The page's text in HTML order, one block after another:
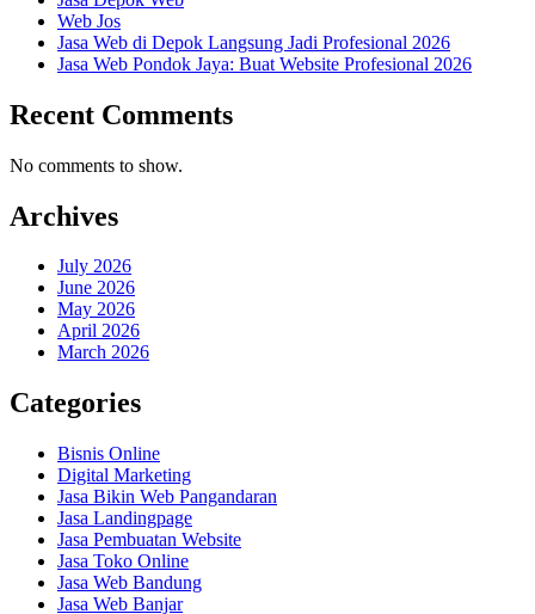
Web Jos
Jasa Web di Depok Langsung Jadi Profesional 2026
Jasa Web Pondok Jaya: Buat Website Profesional 2026
Recent Comments
No comments to show.
Archives
July 2026
June 2026
May 2026
April 2026
March 2026
Categories
Bisnis Online
Digital Marketing
Jasa Bikin Web Pangandaran
Jasa Landingpage
Jasa Pembuatan Website
Jasa Toko Online
Jasa Web Bandung
Jasa Web Banjar